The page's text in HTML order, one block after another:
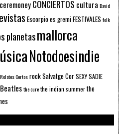
ceremoneyCONCIERTOS cultura David
Escorpioes gremiFESTIVALES folk
planetasmallorca
Notodoesindie
Relatos CortosrockSalvatge CorSEXY SADIE
the curethe indian summerthe